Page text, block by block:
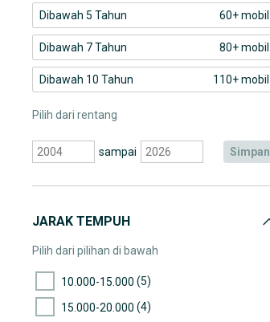
Dibawah 5 Tahun 60+ mobil
Dibawah 7 Tahun 80+ mobil
Dibawah 10 Tahun 110+ mobil
Pilih dari rentang
sampai simpan
JARAK TEMPUH
Pilih dari pilihan di bawah
10.000-15.000 (5)
15.000-20.000 (4)